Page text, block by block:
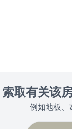
索取有关该
例如地板、